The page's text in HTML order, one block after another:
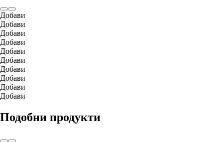
Добави
Добави
Добави
Добави
Добави
Добави
Добави
Добави
Добави
Добави
Подобни продукти